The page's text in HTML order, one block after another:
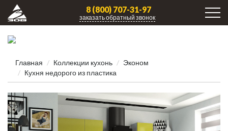
8 (800) 707-31-97
заказать обратный звонок
Главная Коллекции кухонь
Эконом
Кухня недорого из пластика